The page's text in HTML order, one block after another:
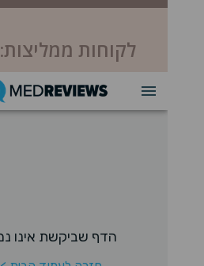
לקוחות ממליצות: